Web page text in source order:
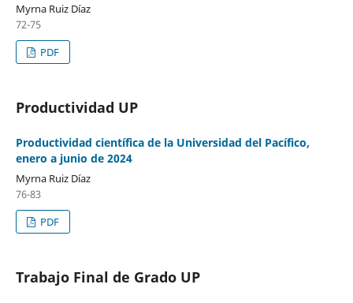
Myrna Ruiz Díaz
72-75
PDF
Productividad UP
Productividad científica de la Universidad del Pacífico,
enero a junio de 2024
Myrna Ruiz Díaz
76-83
PDF
Trabajo Final de Grado UP